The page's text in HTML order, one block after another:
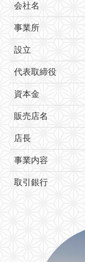
会社名
事業所
設立
代表取締役
資本金
販売店名
店長
事業内容
取引銀行